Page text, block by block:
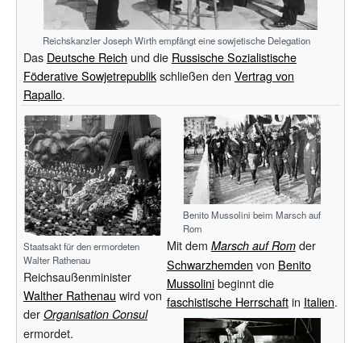
Reichskanzler Joseph Wirth empfängt eine sowjetische Delegation
Das Deutsche Reich und die Russische Sozialistische
Föderative Sowjetrepublikschließen den Vertrag von
Rapallo.
Staatsakt für den ermordeten
Walter Rathenau
Reichsaußenminister
Walther Rathenau wird von
der Organisation Consul
ermordet.
Benito Mussolini beim Marsch auf
Rom
Mit dem Marsch auf Romder
Schwarzhemden von Benito
Mussolinibeginnt die
faschistische Herrschaftin Italien.